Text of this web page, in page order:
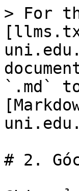
> For
`.md`
# 2.